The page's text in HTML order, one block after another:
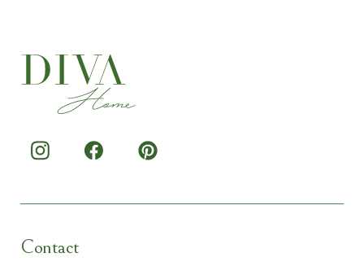
Contact